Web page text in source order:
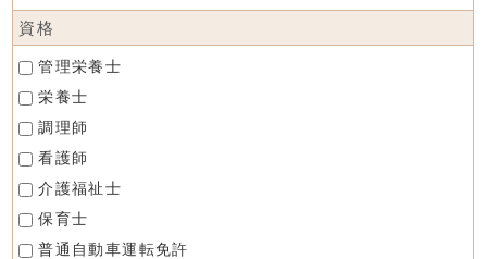
資格
管理栄養士
栄養士
調理師
看護師
介護福祉士
保育士
普通自動車運転免許